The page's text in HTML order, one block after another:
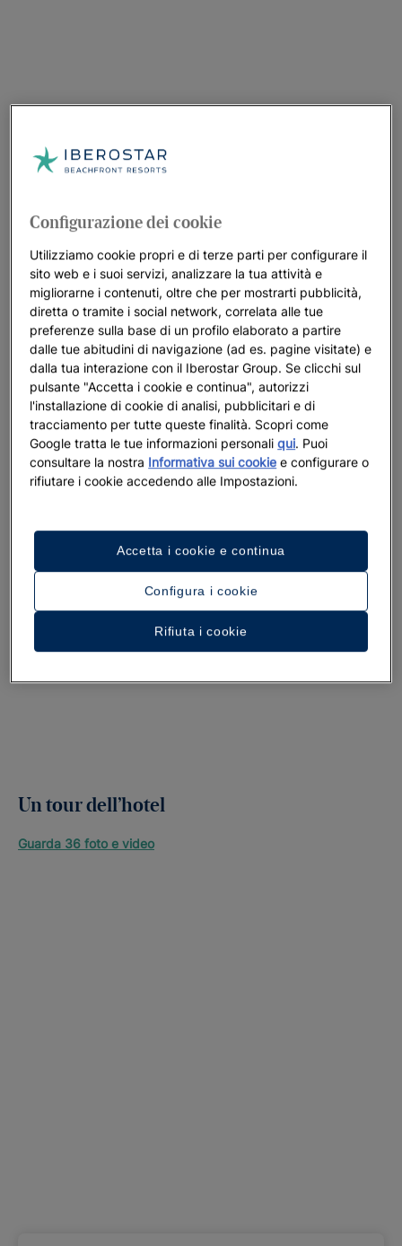
Un tour dell’hotel
Guarda 36 foto e video
Configurazione dei cookie
Utilizziamo cookie propri e di terze parti per configurare il
sito web e i suoi servizi, analizzare la tua attività e
migliorarne i contenuti, oltre che per mostrarti pubblicità,
diretta o tramite i social network, correlata alle tue
preferenze sulla base di un profilo elaborato a partire
dalle tue abitudini di navigazione (ad es. pagine visitate) e
dalla tua interazione con il Iberostar Group. Se clicchi sul
pulsante "Accetta i cookie e continua", autorizzi
l'installazione di cookie di analisi, pubblicitari e di
tracciamento per tutte queste finalità. Scopri come
Google tratta le tue informazioni personaliqui. Puoi
consultare la nostra Informativa sui cookie e configurare o
rifiutare i cookie accedendo alle Impostazioni.
Configura i cookie
Rifiuta i cookie
Accetta i cookie e continua